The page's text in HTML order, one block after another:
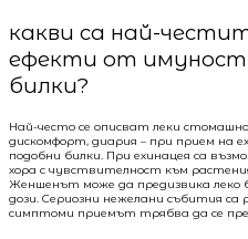
какви са най-
ефекти от
билки?
Най-често се описват леки
дискомфорт, диария – при прием на
подобни билки. При ехинацея са
хора с чувствителност към
Женшенът може да предизвика леко
дози. Сериозни нежелани събития са
симптоми приемът трябва да се